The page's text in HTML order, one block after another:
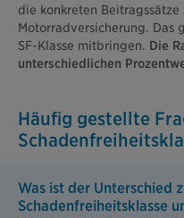
die konkreten Beitragssätze
Motorradversicherung. Das
SF-Klasse mitbringen. Die
unterschiedlichen
Häufig gestellte
Was ist der Unterschied
Schadenfreiheitsklasse